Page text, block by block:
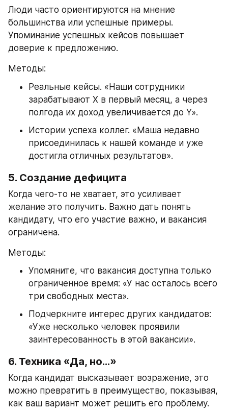
Люди часто ориентируются на мнение
большинства или успешные примеры.
Упоминание успешных кейсов повышает
доверие к предложению.
Методы:
Реальные кейсы. «Наши сотрудники
зарабатывают X в первый месяц, а через
полгода их доход увеличивается до Y».
Истории успеха коллег. «Маша недавно
присоединилась к нашей команде и уже
достигла отличных результатов».
5. Создание дефицита
Когда чего-то не хватает, это усиливает
желание это получить. Важно дать понять
кандидату, что его участие важно, и вакансия
ограничена.
Методы:
Упомяните, что вакансия доступна только
ограниченное время: «У нас осталось всего
три свободных места».
Подчеркните интерес других кандидатов:
«Уже несколько человек проявили
заинтересованность в этой вакансии».
6. Техника «Да, но…»
Когда кандидат высказывает возражение, это
можно превратить в преимущество, показывая,
как ваш вариант может решить его проблему.